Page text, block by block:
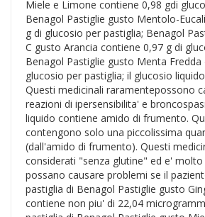
Miele e Limone contiene 0,98 gdi
Benagol Pastiglie gusto Mentolo-
g di glucosio per pastiglia; Benagol
C gusto Arancia contiene 0,97 g di
Benagol Pastiglie gusto Menta
glucosio per pastiglia; il glucosio
Questi medicinali raramentepossono
reazioni di ipersensibilita' e
liquido contiene amido di frumento.
contengono solo una piccolissima
(dall'amido di frumento). Questi
considerati "senza glutine" ed e'
possano causare problemi se il
pastiglia di Benagol Pastiglie gusto
contiene non piu' di 22,04